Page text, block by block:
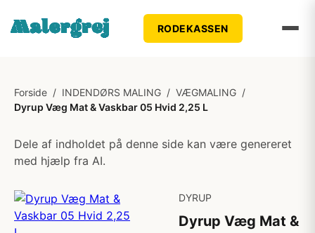
RODEKASSEN
Forside / INDENDØRS MALING / VÆGMALING /
Dyrup Væg Mat & Vaskbar 05 Hvid 2,25 L
Dele af indholdet på denne side kan være genereret
med hjælp fra AI.
DYRUP
Dyrup Væg Mat &